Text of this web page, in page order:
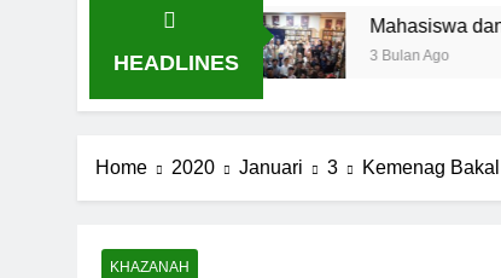
HEADLINES
Mahasiswa dan Santri
3 Bulan Ago
Home 2020 Januari 3 Kemenag
KHAZANAH